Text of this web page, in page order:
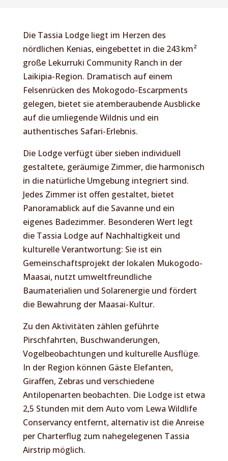
Die Tassia Lodge liegt im Herzen des
nördlichen Kenias, eingebettet in die 243 km²
große Lekurruki Community Ranch in der
Laikipia-Region. Dramatisch auf einem
Felsenrücken des Mokogodo-Escarpments
gelegen, bietet sie atemberaubende Ausblicke
auf die umliegende Wildnis und ein
authentisches Safari-Erlebnis.
Die Lodge verfügt über sieben individuell
gestaltete, geräumige Zimmer, die harmonisch
in die natürliche Umgebung integriert sind.
Jedes Zimmer ist offen gestaltet, bietet
Panoramablick auf die Savanne und ein
eigenes Badezimmer. Besonderen Wert legt
die Tassia Lodge auf Nachhaltigkeit und
kulturelle Verantwortung: Sie ist ein
Gemeinschaftsprojekt der lokalen Mukogodo-
Maasai, nutzt umweltfreundliche
Baumaterialien und Solarenergie und fördert
die Bewahrung der Maasai-Kultur.
Zu den Aktivitäten zählen geführte
Pirschfahrten, Buschwanderungen,
Vogelbeobachtungen und kulturelle Ausflüge.
In der Region können Gäste Elefanten,
Giraffen, Zebras und verschiedene
Antilopenarten beobachten. Die Lodge ist etwa
2,5 Stunden mit dem Auto vom Lewa Wildlife
Conservancy entfernt, alternativ ist die Anreise
per Charterflug zum nahegelegenen Tassia
Airstrip möglich.